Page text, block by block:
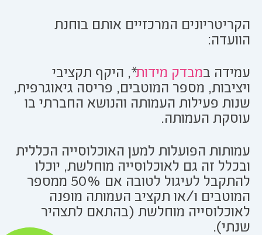
הקריטריונים המרכזיים אותם בוחנת
הוועדה:
עמידה במבדק מידות*, היקף תקציבי
ויציבות, מספר המוטבים, פריסה גיאוגרפית,
שנות פעילות העמותה והנושא החברתי בו
עוסקת העמותה.
עמותות הפועלות למען האוכלוסייה הכללית
ובכלל זה גם לאוכלוסייה מוחלשת, יוכלו
להתקבל לעיגול לטובה אם 50% ממספר
המוטבים ו/או תקציב העמותה מופנה
לאוכלוסייה מוחלשת (בהתאם לתצהיר
שנתי).